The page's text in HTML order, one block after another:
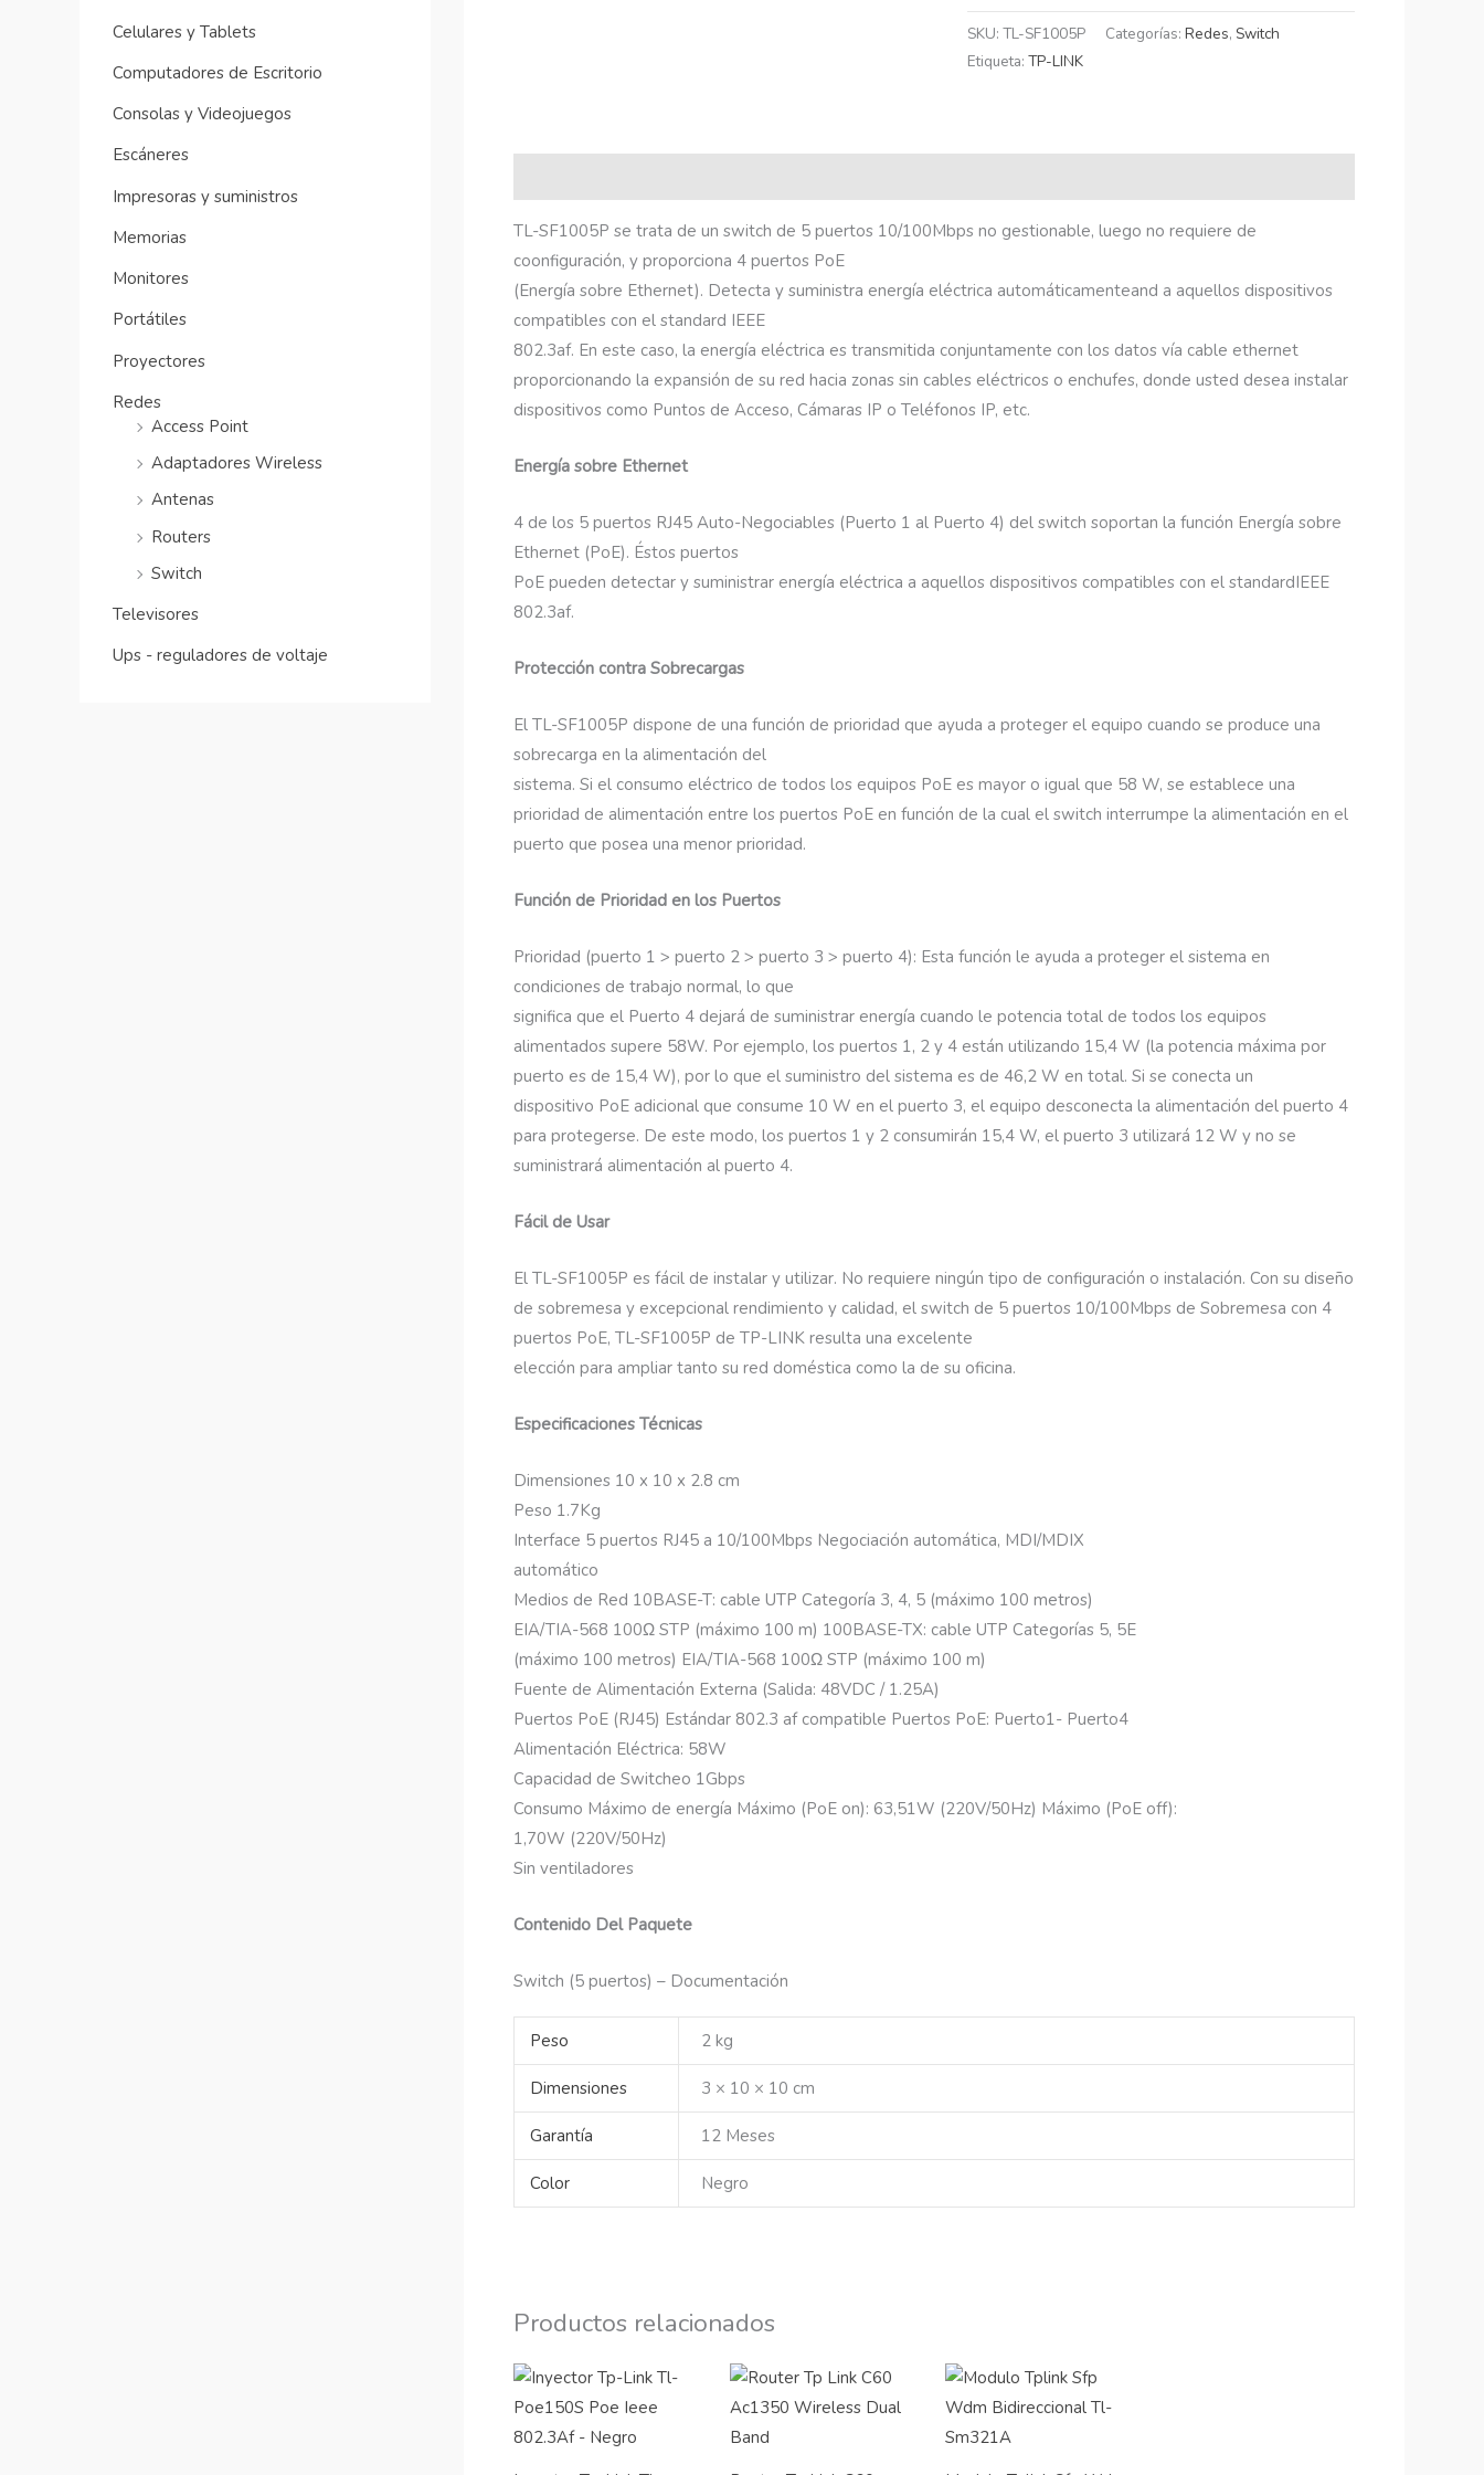
Celulares y Tablets
Computadores de Escritorio
Consolas y Videojuegos
Escáneres
Impresoras y suministros
Memorias
Monitores
Portátiles
Proyectores
Redes
Access Point
Adaptadores Wireless
Antenas
Routers
Switch
Televisores
Ups - reguladores de voltaje
SKU:TL-SF1005P Categorías:Redes, Switch
Etiqueta:TP-LINK
TL-SF1005P se trata de un switch de 5 puertos 10/100Mbps no gestionable, luego no requiere de
coonfiguración, y proporciona 4 puertos PoE
(Energía sobre Ethernet). Detecta y suministra energía eléctrica automáticamenteand a aquellos dispositivos
compatibles con el standard IEEE
802.3af. En este caso, la energía eléctrica es transmitida conjuntamente con los datos vía cable ethernet
proporcionando la expansión de su red hacia zonas sin cables eléctricos o enchufes, donde usted desea instalar
dispositivos como Puntos de Acceso, Cámaras IP o Teléfonos IP, etc.
Energía sobre Ethernet
4 de los 5 puertos RJ45 Auto-Negociables (Puerto 1 al Puerto 4) del switch soportan la función Energía sobre
Ethernet (PoE). Éstos puertos
PoE pueden detectar y suministrar energía eléctrica a aquellos dispositivos compatibles con el standardIEEE
802.3af.
Protección contra Sobrecargas
El TL-SF1005P dispone de una función de prioridad que ayuda a proteger el equipo cuando se produce una
sobrecarga en la alimentación del
sistema. Si el consumo eléctrico de todos los equipos PoE es mayor o igual que 58 W, se establece una
prioridad de alimentación entre los puertos PoE en función de la cual el switch interrumpe la alimentación en el
puerto que posea una menor prioridad.
Función de Prioridad en los Puertos
Prioridad (puerto 1 > puerto 2 > puerto 3 > puerto 4): Esta función le ayuda a proteger el sistema en
condiciones de trabajo normal, lo que
significa que el Puerto 4 dejará de suministrar energía cuando le potencia total de todos los equipos
alimentados supere 58W. Por ejemplo, los puertos 1, 2 y 4 están utilizando 15,4 W (la potencia máxima por
puerto es de 15,4 W), por lo que el suministro del sistema es de 46,2 W en total. Si se conecta un
dispositivo PoE adicional que consume 10 W en el puerto 3, el equipo desconecta la alimentación del puerto 4
para protegerse. De este modo, los puertos 1 y 2 consumirán 15,4 W, el puerto 3 utilizará 12 W y no se
suministrará alimentación al puerto 4.
Fácil de Usar
El TL-SF1005P es fácil de instalar y utilizar. No requiere ningún tipo de configuración o instalación. Con su diseño
de sobremesa y excepcional rendimiento y calidad, el switch de 5 puertos 10/100Mbps de Sobremesa con 4
puertos PoE, TL-SF1005P de TP-LINK resulta una excelente
elección para ampliar tanto su red doméstica como la de su oficina.
Especificaciones Técnicas
Dimensiones 10 x 10 x 2.8 cm
Peso 1.7Kg
Interface 5 puertos RJ45 a 10/100Mbps Negociación automática, MDI/MDIX
automático
Medios de Red 10BASE-T: cable UTP Categoría 3, 4, 5 (máximo 100 metros)
EIA/TIA-568 100Ω STP (máximo 100 m) 100BASE-TX: cable UTP Categorías 5, 5E
(máximo 100 metros) EIA/TIA-568 100Ω STP (máximo 100 m)
Fuente de Alimentación Externa (Salida: 48VDC / 1.25A)
Puertos PoE (RJ45) Estándar 802.3 af compatible Puertos PoE: Puerto1- Puerto4
Alimentación Eléctrica: 58W
Capacidad de Switcheo 1Gbps
Consumo Máximo de energía Máximo (PoE on): 63,51W (220V/50Hz) Máximo (PoE off):
1,70W (220V/50Hz)
Sin ventiladores
Contenido Del Paquete
Switch (5 puertos) – Documentación
Peso 2 kg
Dimensiones 3 × 10 × 10 cm
Garantía 12 Meses
Color Negro
Productos relacionados